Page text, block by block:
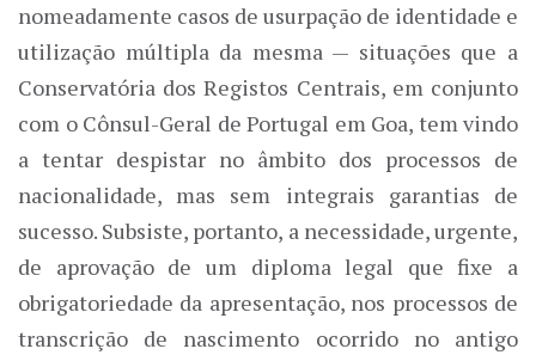
nomeadamente casos de usurpação de identidade e
utilização múltipla da mesma — situações que a
Conservatória dos Registos Centrais, em conjunto
com o Cônsul-Geral de Portugal em Goa, tem vindo
a tentar despistar no âmbito dos processos de
nacionalidade, mas sem integrais garantias de
sucesso. Subsiste, portanto, a necessidade, urgente,
de aprovação de um diploma legal que fixe a
obrigatoriedade da apresentação, nos processos de
transcrição de nascimento ocorrido no antigo